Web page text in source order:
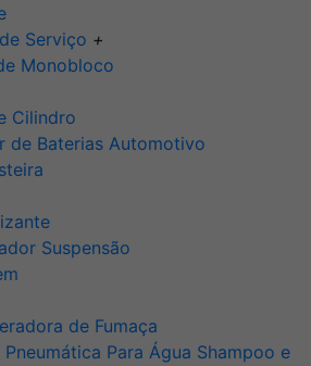
Serviço +
Monobloco
Cilindro
de Baterias Automotivo
Suspensão
de Fumaça
Para Água Shampoo e